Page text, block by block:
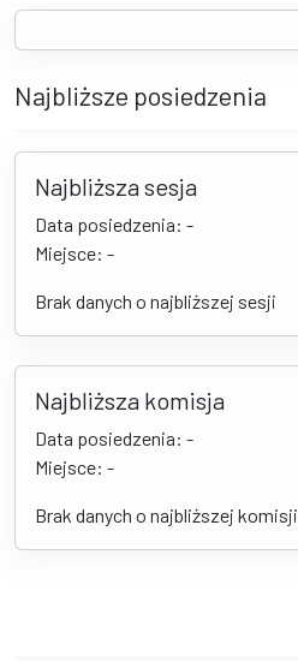
Najbliższe posiedzenia
Najbliższa sesja
Data posiedzenia: -
Miejsce: -
Brak danych o najbliższej sesji
Najbliższa komisja
Data posiedzenia: -
Miejsce: -
Brak danych o najbliższej komisji